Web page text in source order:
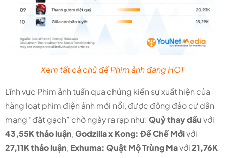
Xem tất cả chủ đề Phim ảnh đang HOT
Lĩnh vực Phim ảnh tuần qua chứng kiến sự xuất hiện của
hàng loạt phim điện ảnh mới nổi, được đông đảo cư dân
mạng “đặt gạch” chờ ngày ra rạp như: Quỷ thay đầuvới
43,55K thảo luận,Godzilla x Kong: Đế Chế Mớivới
27,11K thảo luận, Exhuma: Quật Mộ Trùng Mavới21,76K